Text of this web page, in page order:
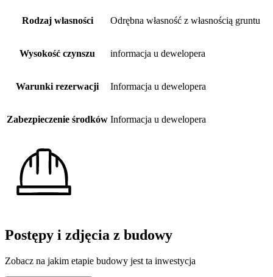
Rodzaj własności Odrębna własność z własnością gruntu
Wysokość czynszu informacja u dewelopera
Warunki rezerwacji Informacja u dewelopera
Zabezpieczenie środków Informacja u dewelopera
Postępy i zdjęcia z budowy
Zobacz na jakim etapie budowy jest ta inwestycja